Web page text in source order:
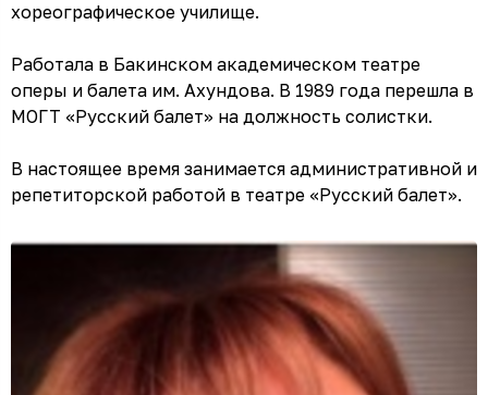
хореографическое училище.
Работала в Бакинском академическом театре
оперы и балета им. Ахундова. В 1989 года перешла в
МОГТ «Русский балет» на должность солистки.
В настоящее время занимается административной и
репетиторской работой в театре «Русский балет».